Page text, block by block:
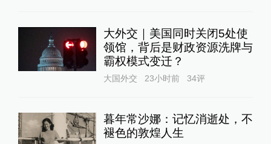
大外交｜美国同时关闭5处使
领馆，背后是财政资源洗牌与
霸权模式变迁？
大国外交 23小时前 34评
暮年常沙娜：记忆消逝处，不
褪色的敦煌人生